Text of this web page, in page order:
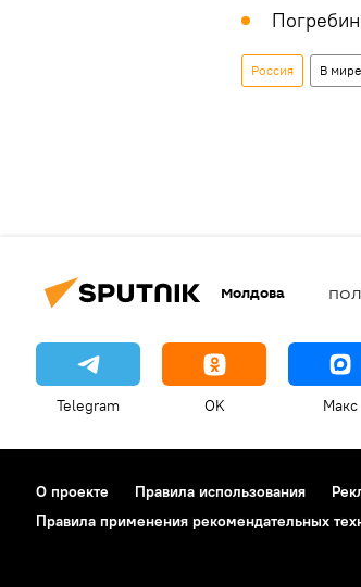
Россия В мире
Молдова
Telegram OK Макс
О проекте Правила использования
Правила применения рекомендательных